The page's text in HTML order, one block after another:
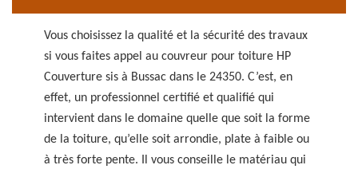
Vous choisissez la qualité et la sécurité des travaux
si vous faites appel au couvreur pour toiture HP
Couverture sis à Bussac dans le 24350. C’est, en
effet, un professionnel certifié et qualifié qui
intervient dans le domaine quelle que soit la forme
de la toiture, qu’elle soit arrondie, plate à faible ou
à très forte pente. Il vous conseille le matériau qui